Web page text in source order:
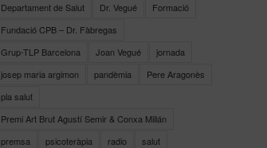
Departament de Salut
Dr. Vegué
Formació
Fundació CPB – Dr. Fàbregas
Grup-TLP Barcelona
Joan Vegué
jornada
josep maria argimon
pandèmia
Pere Aragonès
pla salut
Premi Art Brut Agustí Semir & Conxa Millán
premsa
psicoteràpia radio
salut